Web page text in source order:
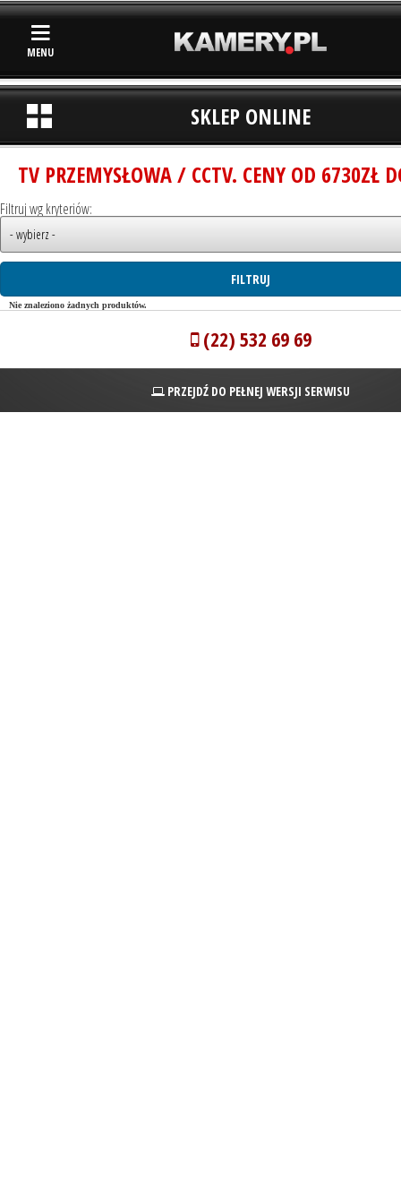
MENU
SKLEP ONLINE
TV PRZEMYSŁOWA / CCTV. CENY OD 6730ZŁ
Filtruj wg kryteriów:
Nie znaleziono żadnych produktów.
(22) 532 69 69
PRZEJDŹ DO PEŁNEJ WERSJI SERWISU